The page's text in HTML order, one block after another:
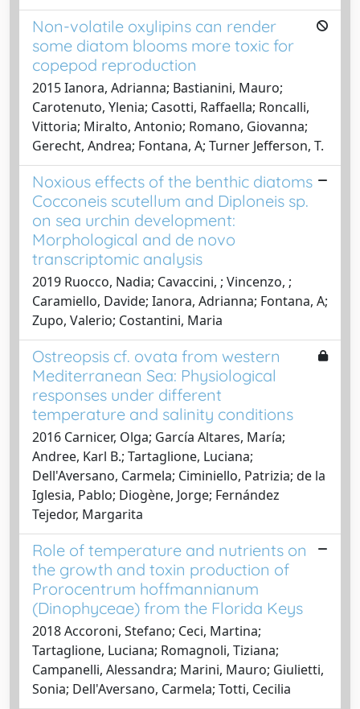
Non-volatile oxylipins can render
some diatom blooms more toxic for
copepod reproduction
2015 Ianora, Adrianna; Bastianini, Mauro;
Carotenuto, Ylenia; Casotti, Raffaella; Roncalli,
Vittoria; Miralto, Antonio; Romano, Giovanna;
Gerecht, Andrea; Fontana, A; Turner Jefferson, T.
Noxious effects of the benthic diatoms
Cocconeis scutellum and Diploneis sp.
on sea urchin development:
Morphological and de novo
transcriptomic analysis
2019 Ruocco, Nadia; Cavaccini, ; Vincenzo, ;
Caramiello, Davide; Ianora, Adrianna; Fontana, A;
Zupo, Valerio; Costantini, Maria
Ostreopsis cf. ovata from western
Mediterranean Sea: Physiological
responses under different
temperature and salinity conditions
2016 Carnicer, Olga; García Altares, María;
Andree, Karl B.; Tartaglione, Luciana;
Dell'Aversano, Carmela; Ciminiello, Patrizia; de la
Iglesia, Pablo; Diogène, Jorge; Fernández
Tejedor, Margarita
Role of temperature and nutrients on
the growth and toxin production of
Prorocentrum hoffmannianum
(Dinophyceae) from the Florida Keys
2018 Accoroni, Stefano; Ceci, Martina;
Tartaglione, Luciana; Romagnoli, Tiziana;
Campanelli, Alessandra; Marini, Mauro; Giulietti,
Sonia; Dell'Aversano, Carmela; Totti, Cecilia